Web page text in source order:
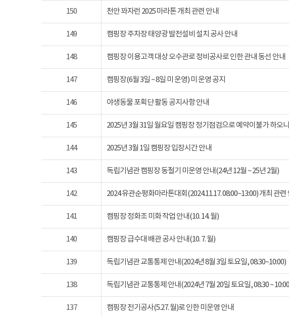
150 천안 꽈자런 2025 마라톤 개최 관련 안내
149 캠핑장 주차장 태양광 발전설비 설치 공사 안내
148 캠핑장 이용고객 대상 오수관로 정비공사로 인한 관내 동선 안내
147 캠핑장(6월 3일 ~ 8일 미 운영) 미 운영 공지
146 야생동물 포획단 활동 공지사항 안내
145 2025년 3월 31일 월요일 캠핑장 정기점검으로 예약이불가 하오
144 2025년 3월 1일 캠핑장 입장시간 안내
143 독립기념관 캠핑장 동절기 미운영 안내(24년 12월 ~ 25년 2월)
142 2024 유관순평화마라톤대회(2024.11.17. 08:00~13:00) 개최 관련
141 캠핑장 정화조 미화 작업 안내(10. 14. 월)
140 캠핑장 급수대 배관 공사 안내(10. 7. 월)
139 독립기념관 교통통제 안내(2024년 8월 3일 토요일, 08:30~10:00)
138 독립기념관 교통통제 안내(2024년 7월 20일 토요일, 08:30 ~
137 캠핑장 전기공사(5.27. 월)로 인한 미운영 안내